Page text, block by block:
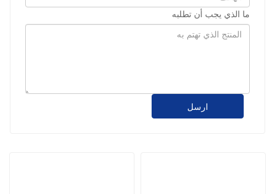
ما الذي يجب أن تطلبه
ارسل